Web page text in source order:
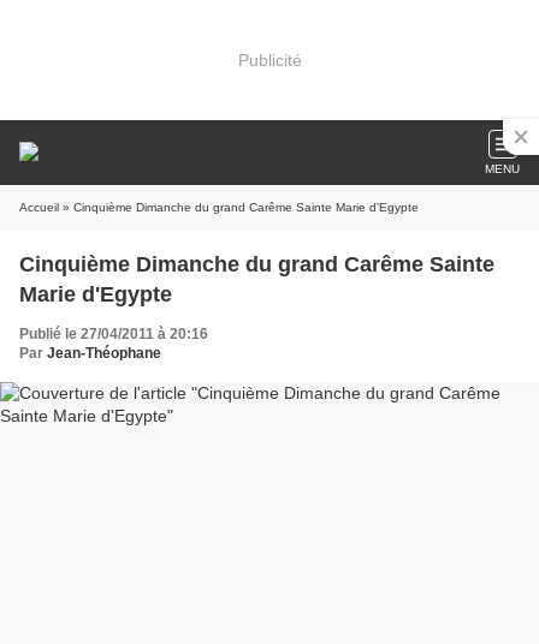
Publicité
MENU
Accueil » Cinquième Dimanche du grand Carême Sainte Marie d'Egypte
Cinquième Dimanche du grand Carême Sainte
Marie d'Egypte
Publié le 27/04/2011 à 20:16
Par Jean-Théophane